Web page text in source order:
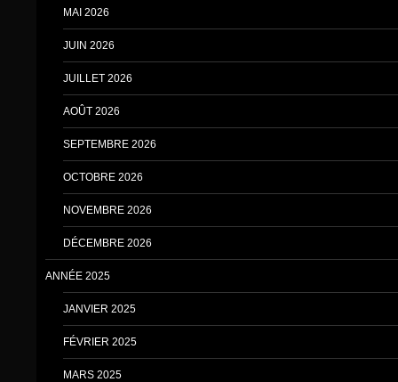
MAI 2026
JUIN 2026
JUILLET 2026
AOÛT 2026
SEPTEMBRE 2026
OCTOBRE 2026
NOVEMBRE 2026
DÉCEMBRE 2026
ANNÉE 2025
JANVIER 2025
FÉVRIER 2025
MARS 2025